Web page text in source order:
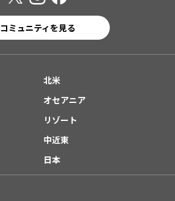
コミュニティを見る
北米
オセアニア
リゾート
中近東
日本